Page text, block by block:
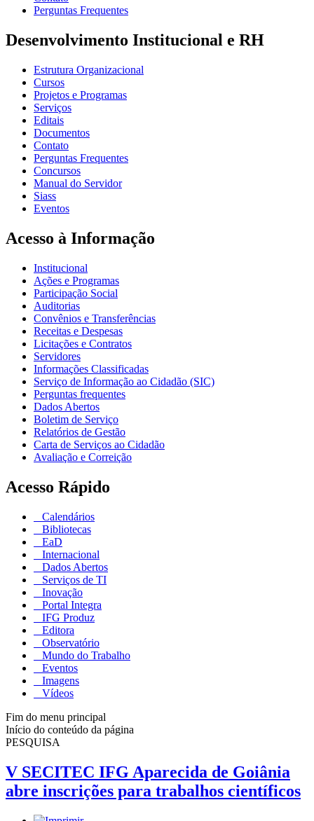
Perguntas Frequentes
Desenvolvimento Institucional e RH
Estrutura Organizacional
Cursos
Projetos e Programas
Serviços
Editais
Documentos
Contato
Perguntas Frequentes
Concursos
Manual do Servidor
Siass
Eventos
Acesso à Informação
Institucional
Ações e Programas
Participação Social
Auditorias
Convênios e Transferências
Receitas e Despesas
Licitações e Contratos
Servidores
Informações Classificadas
Serviço de Informação ao Cidadão (SIC)
Perguntas frequentes
Dados Abertos
Boletim de Serviço
Relatórios de Gestão
Carta de Serviços ao Cidadão
Avaliação e Correição
Acesso Rápido
Calendários
Bibliotecas
EaD
Internacional
Dados Abertos
Serviços de TI
Inovação
Portal Integra
IFG Produz
Editora
Observatório
Mundo do Trabalho
Eventos
Imagens
Vídeos
Fim do menu principal
Início do conteúdo da página
PESQUISA
V SECITEC IFG Aparecida de Goiânia
abre inscrições para trabalhos científicos